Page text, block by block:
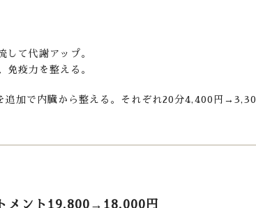
て代謝アップ。
疫力を整える。
追加で内臓から整える。それぞれ20分4,400円
メント19,800→18,000円